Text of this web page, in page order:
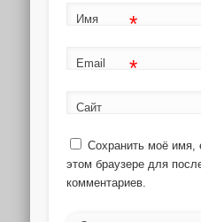
Имя *
Email *
Сайт
Сохранить моё имя,
этом браузере для
комментариев.